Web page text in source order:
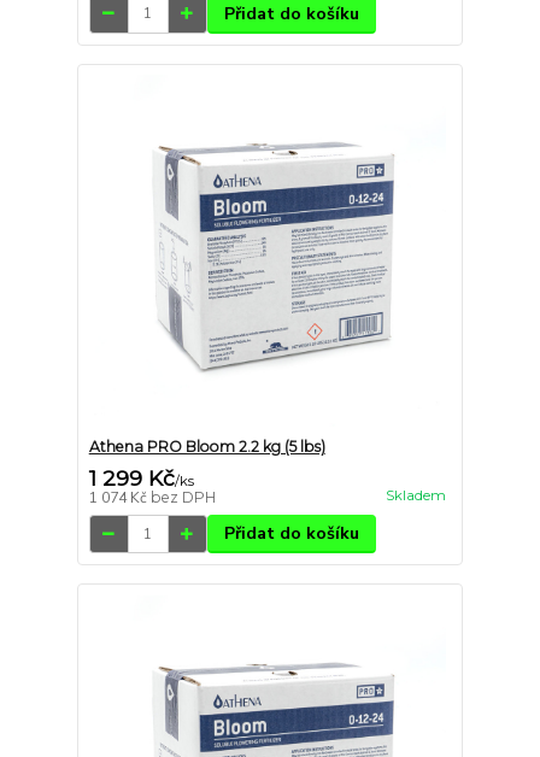
Přidat do košíku
Athena PRO Bloom 2.2 kg (5 lbs)
1 299 Kč/ks
1 074 Kč bez DPH Skladem
Přidat do košíku